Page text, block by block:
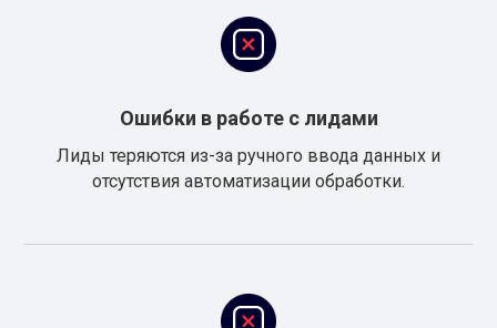
Ошибки в работе с лидами
Лиды теряются из-за ручного ввода данных и
отсутствия автоматизации обработки.